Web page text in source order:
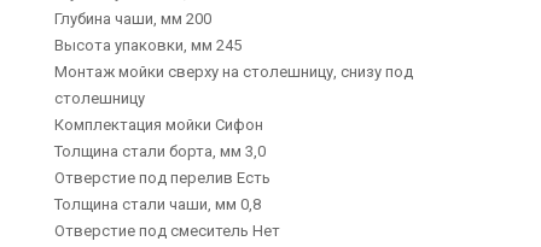
Глубина чаши, мм 200
Высота упаковки, мм 245
Монтаж мойки сверху на столешницу, снизу под
столешницу
Комплектация мойки Сифон
Толщина стали борта, мм 3,0
Отверстие под перелив Есть
Толщина стали чаши, мм 0,8
Отверстие под смеситель Нет